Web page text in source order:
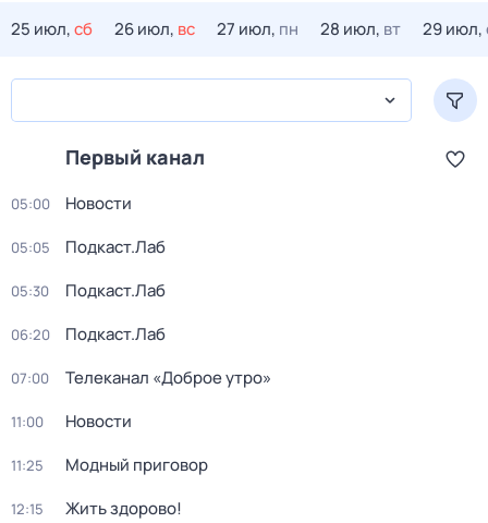
25 июл,сб 26 июл, вс 27 июл, пн 28 июл, вт 29 июл,
Первый канал
05:00 Новости
05:05 Подкаст.Лаб
05:30 Подкаст.Лаб
06:20 Подкаст.Лаб
07:00 Телеканал «Доброе утро»
11:00 Новости
11:25 Модный приговор
12:15 Жить здорово!